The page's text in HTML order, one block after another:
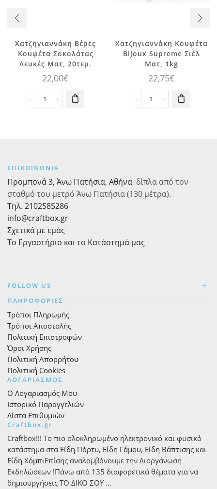
Χατζηγιαννάκη Βέρες
Κουφέτα Σοκολάτας
Λευκές Ματ, 20τεμ.
22,00€
Χατζηγιαννάκη
20τεμ.
Χατζηγιαννάκη Κουφέτα
Bijoux Supreme Σιέλ
Ματ, 1kg
22,75€
Χατζηγιαννάκη
ΕΠΙΚΟΙΝΩΝΙΑ
Προμπονά 3, Άνω Πατήσια, Αθήνα, δίπλα από τον
σταθμό του μετρό Άνω Πατήσια (130 μέτρα).
Τηλ. 2102585286
info@craftbox.gr
Σχετικά με εμάς
Το Εργαστήριο και το Κατάστημά μας
FOLLOW US
ΠΛΗΡΟΦΟΡΙΕΣ
Τρόποι Πληρωμής
Τρόποι Αποστολής
Πολιτική Επιστροφών
Όροι Χρήσης
Πολιτική Απορρήτου
Πολιτική Cookies
ΛΟΓΑΡΙΑΣΜΟΣ
Ο Λογαριασμός Μου
Ιστορικό Παραγγελιών
Λίστα Επιθυμιών
Craftbox.gr
Craftbox!!! Το πιο ολοκληρωμένο ηλεκτρονικό και φυσικό
κατάστημα στα Είδη Πάρτυ, Είδη Γάμου, Είδη Βάπτισης και
Είδη ΧόμπιΕπίσης αναλαμβάνουμε την Διοργάνωση
Εκδηλώσεων !Πάνω από 135 διαφορετικά θέματα για να
δημιουργήσεις ΤΟ ΔΙΚΟ ΣΟΥ ...